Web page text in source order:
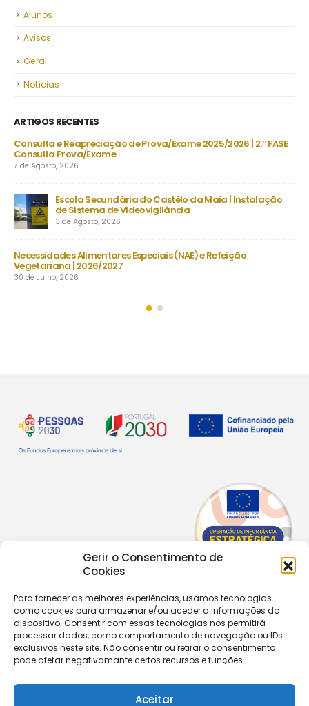
Gerir o Consentimento de
Cookies
Para fornecer as melhores experiências, usamos tecnologias
como cookies para armazenar e/ou aceder a informações do
dispositivo. Consentir com essas tecnologias nos permitirá
processar dados, como comportamento de navegação ou IDs
exclusivos neste site. Não consentir ou retirar o consentimento
pode afetar negativamante certos recursos e funções.
Aceitar
Alunos
Avisos
Geral
Notícias
ARTIGOS RECENTES
Consulta e Reapreciação de Prova/Exame 2025/2026 | 2.ª FASE
Consulta Prova/Exame
7 de Agosto, 2026
Escola Secundária do Castêlo da Maia | Instalação
de Sistema de Videovigilância
3 de Agosto, 2026
Necessidades Alimentares Especiais (NAE) e Refeição
Vegetariana | 2026/2027
30 de Julho, 2026
Copyright © 2026 |Equipa de Comunicação Digital
Política de Privacidade| PPPDPAECM|PPRCIC
CONTACTOS